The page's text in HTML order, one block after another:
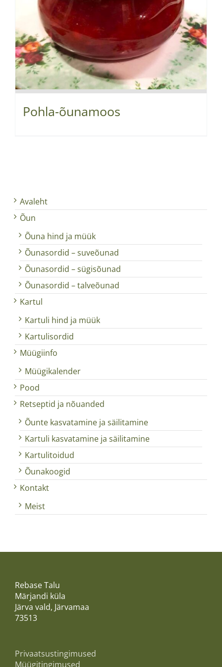
Pohla-õunamoos
Avaleht
Õun
Õuna hind ja müük
Õunasordid – suveõunad
Õunasordid – sügisõunad
Õunasordid – talveõunad
Kartul
Kartuli hind ja müük
Kartulisordid
Müügiinfo
Müügikalender
Pood
Retseptid ja nõuanded
Õunte kasvatamine ja säilitamine
Kartuli kasvatamine ja säilitamine
Kartulitoidud
Õunakoogid
Kontakt
Meist
Rebase Talu
Märjandi küla
Järva vald, Järvamaa
73513
Privaatsustingimused
Müügitingimused